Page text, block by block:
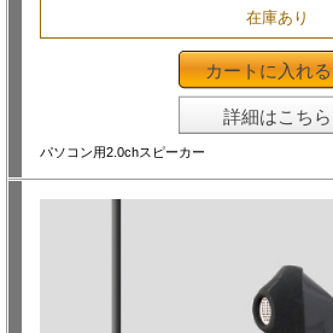
在庫あり
カートに入れる
詳細はこちら
パソコン用2.0chスピーカー